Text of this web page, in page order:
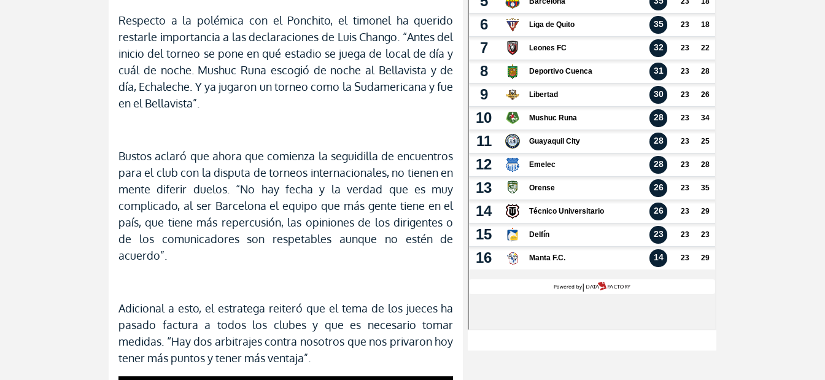
Respecto a la polémica con el Ponchito, el timonel ha querido
restarle importancia a las declaraciones de Luis Chango. “Antes del
inicio del torneo se pone en qué estadio se juega de local de día y
cuál de noche. Mushuc Runa escogió de noche al Bellavista y de
día, Echaleche. Y ya jugaron un torneo como la Sudamericana y fue
en el Bellavista”.
Bustos aclaró que ahora que comienza la seguidilla de encuentros
para el club con la disputa de torneos internacionales, no tienen en
mente diferir duelos. “No hay fecha y la verdad que es muy
complicado, al ser Barcelona el equipo que más gente tiene en el
país, que tiene más repercusión, las opiniones de los dirigentes o
de los comunicadores son respetables aunque no estén de
acuerdo”.
Adicional a esto, el estratega reiteró que el tema de los jueces ha
pasado factura a todos los clubes y que es necesario tomar
medidas. “Hay dos arbitrajes contra nosotros que nos privaron hoy
tener más puntos y tener más ventaja”.